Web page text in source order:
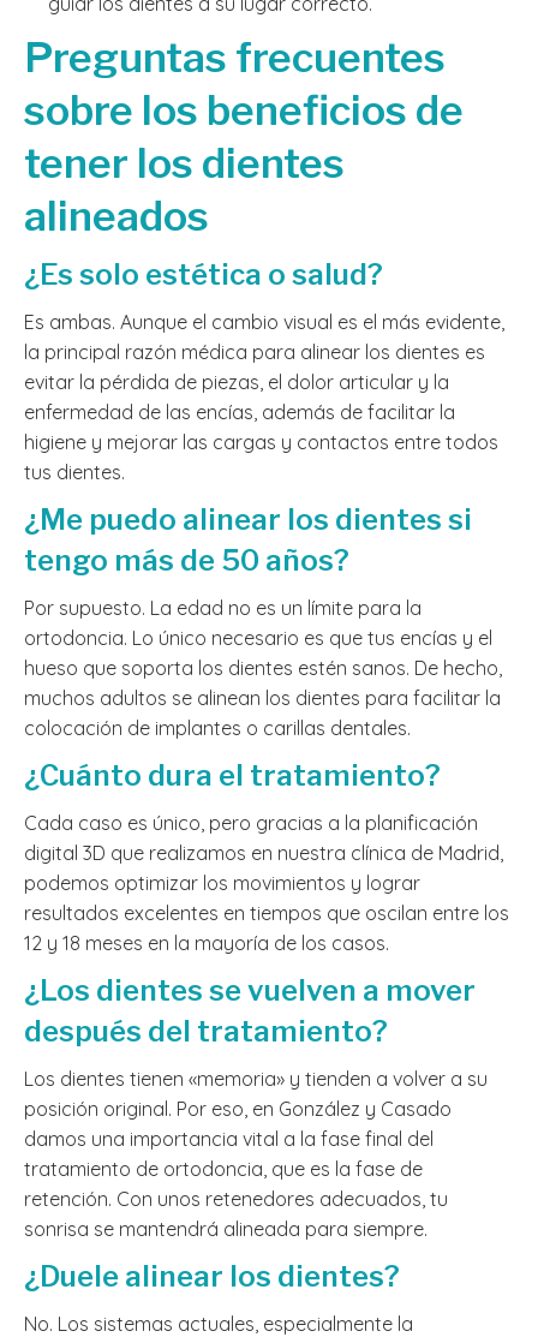
Preguntas frecuentes
sobre los beneficios de
tener los dientes
alineados
¿Es solo estética o salud?
Es ambas. Aunque el cambio visual es el más evidente,
la principal razón médica para alinear los dientes es
evitar la pérdida de piezas, el dolor articular y la
enfermedad de las encías, además de facilitar la
higiene y mejorar las cargas y contactos entre todos
tus dientes.
¿Me puedo alinear los dientes si
tengo más de 50 años?
Por supuesto. La edad no es un límite para la
ortodoncia. Lo único necesario es que tus encías y el
hueso que soporta los dientes estén sanos. De hecho,
muchos adultos se alinean los dientes para facilitar la
colocación de implantes o carillas dentales.
¿Cuánto dura el tratamiento?
Cada caso es único, pero gracias a la planificación
digital 3D que realizamos en nuestra clínica de Madrid,
podemos optimizar los movimientos y lograr
resultados excelentes en tiempos que oscilan entre los
12 y 18 meses en la mayoría de los casos.
¿Los dientes se vuelven a mover
después del tratamiento?
Los dientes tienen «memoria» y tienden a volver a su
posición original. Por eso, en González y Casado
damos una importancia vital a la fase final del
tratamiento de ortodoncia, que es la fase de
retención. Con unos retenedores adecuados, tu
sonrisa se mantendrá alineada para siempre.
¿Duele alinear los dientes?
No. Los sistemas actuales, especialmente la